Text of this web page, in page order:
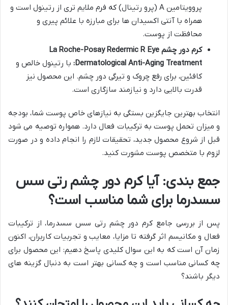
پروویتامین A (پرو رتینال) که فرم ملایم تری از رتینول است و
همراه با آنتی اکسیدان ها برای مبارزه با علائم پیری و
محافظت از پوست.
کرم دور چشم La Roche-Posay Redermic R Eye
Dermatological Anti-Aging Treatment: با رتینول خالص و
کافئین، برای رفع چروک و تیرگی دور چشم. این محصول نیز
قدرت بالایی دارد و نیازمند سازگاری است.
انتخاب بهترین جایگزین بستگی به نیازهای خاص پوست شما، بودجه
و میزان تحمل پوست به ترکیبات فعال دارد. همواره توصیه می شود
قبل از شروع محصول جدید، تحقیقات لازم را انجام داده و در صورت
لزوم با متخصص پوست مشورت کنید.
جمع بندی: آیا کرم دور چشم رتی سس
سسدرما برای شما مناسب است؟
پس از بررسی جامع کرم دور چشم رتی سس سسدرما، از ترکیبات
فعال و مکانیسم اثر گرفته تا مزایا، معایب و تجربیات کاربران، اکنون
زمان آن است که به این سوال کلیدی پاسخ دهیم: این محصول برای
چه کسانی مناسب است و چه کسانی بهتر است به دنبال گزینه های
دیگر باشند؟